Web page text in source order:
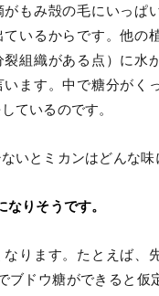
もみ殻の毛にいっぱ
いるからです。他の
組織がある点）に水
います。中で糖分がく
ているのです。
いとミカンはどんな味
りそうです。
なります。たとえば、
ブドウ糖ができると仮